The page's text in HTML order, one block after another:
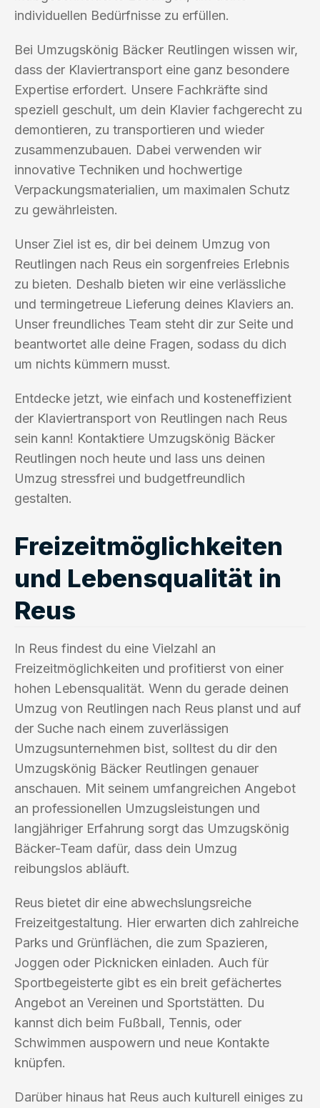
individuellen Bedürfnisse zu erfüllen.
Bei Umzugskönig Bäcker Reutlingen wissen wir,
dass der Klaviertransport eine ganz besondere
Expertise erfordert. Unsere Fachkräfte sind
speziell geschult, um dein Klavier fachgerecht zu
demontieren, zu transportieren und wieder
zusammenzubauen. Dabei verwenden wir
innovative Techniken und hochwertige
Verpackungsmaterialien, um maximalen Schutz
zu gewährleisten.
Unser Ziel ist es, dir bei deinem Umzug von
Reutlingen nach Reus ein sorgenfreies Erlebnis
zu bieten. Deshalb bieten wir eine verlässliche
und termingetreue Lieferung deines Klaviers an.
Unser freundliches Team steht dir zur Seite und
beantwortet alle deine Fragen, sodass du dich
um nichts kümmern musst.
Entdecke jetzt, wie einfach und kosteneffizient
der Klaviertransport von Reutlingen nach Reus
sein kann! Kontaktiere Umzugskönig Bäcker
Reutlingen noch heute und lass uns deinen
Umzug stressfrei und budgetfreundlich
gestalten.
Freizeitmöglichkeiten
und Lebensqualität in
Reus
In Reus findest du eine Vielzahl an
Freizeitmöglichkeiten und profitierst von einer
hohen Lebensqualität. Wenn du gerade deinen
Umzug von Reutlingen nach Reus planst und auf
der Suche nach einem zuverlässigen
Umzugsunternehmen bist, solltest du dir den
Umzugskönig Bäcker Reutlingen genauer
anschauen. Mit seinem umfangreichen Angebot
an professionellen Umzugsleistungen und
langjähriger Erfahrung sorgt das Umzugskönig
Bäcker-Team dafür, dass dein Umzug
reibungslos abläuft.
Reus bietet dir eine abwechslungsreiche
Freizeitgestaltung. Hier erwarten dich zahlreiche
Parks und Grünflächen, die zum Spazieren,
Joggen oder Picknicken einladen. Auch für
Sportbegeisterte gibt es ein breit gefächertes
Angebot an Vereinen und Sportstätten. Du
kannst dich beim Fußball, Tennis, oder
Schwimmen auspowern und neue Kontakte
knüpfen.
Darüber hinaus hat Reus auch kulturell einiges zu